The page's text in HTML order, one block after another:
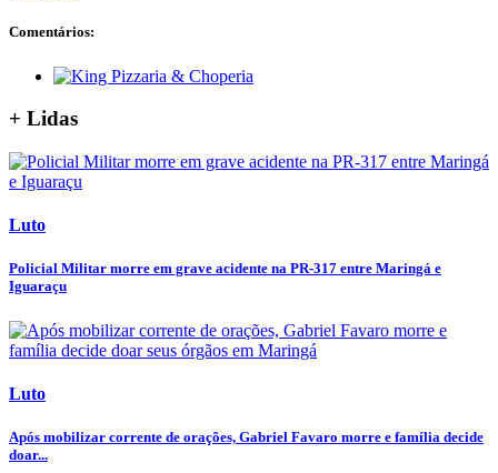
Comentários:
+ Lidas
Luto
Policial Militar morre em grave acidente na PR-317 entre Maringá e
Iguaraçu
Luto
Após mobilizar corrente de orações, Gabriel Favaro morre e família decide
doar...